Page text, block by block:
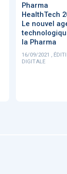
Pharma
HealthTech
Le nouvel
la Pharma
16/09/2021 ,
DIGITALE